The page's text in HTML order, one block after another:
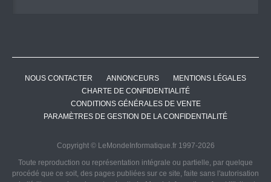
NOUS CONTACTER ANNONCEURS
MENTIONS LÉGALES
CHARTE DE CONFIDENTIALITÉ
CONDITIONS GÉNÉRALES DE VENTE
PARAMÈTRES DE GESTION DE LA CONFIDENTIALITÉ
Copyright © LeMondeInformatique.fr 1997-2026
Toute reproduction ou représentation intégrale ou partielle, par quelque
procédé que ce soit, des pages publiées sur ce site, faite sans l'autorisation